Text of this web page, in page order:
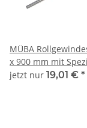
MÜBA
x 900 mm mit
für den Eckschuh
jetzt nur 19,01 € *